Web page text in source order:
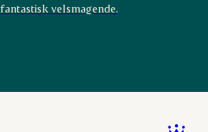
fantastisk velsmagende.